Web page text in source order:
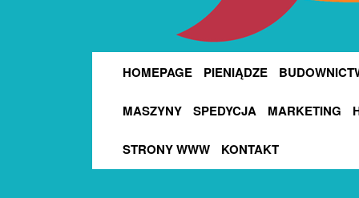
HOMEPAGE PIENIĄDZE
MASZYNY SPEDYCJA MARKETING
STRONY WWW KONTAKT